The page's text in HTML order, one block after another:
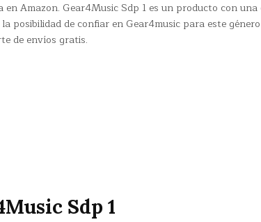
Amazon. Gear4Music Sdp 1 es un producto con
posibilidad de confiar en Gear4music para este
de envíos gratis.
Sdp 1